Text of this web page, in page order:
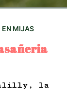
EN MIJAS
la